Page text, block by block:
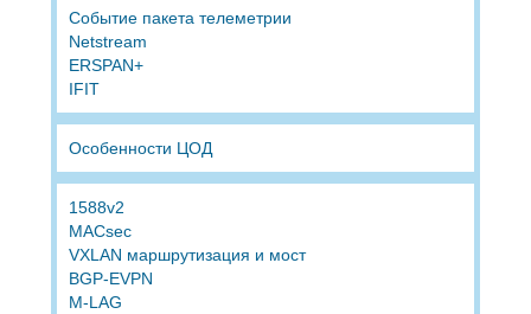
Событие пакета телеметрии
Netstream
ERSPAN+
IFIT
Особенности ЦОД
1588v2
MACsec
VXLAN маршрутизация и мост
BGP-EVPN
M-LAG